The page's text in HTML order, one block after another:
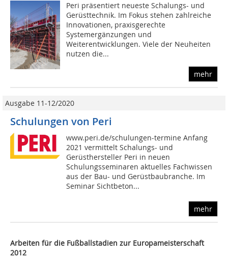
Peri präsentiert neueste Schalungs- und
Gerüsttechnik. Im Fokus stehen zahlreiche
Innovationen, praxisgerechte
Systemergänzungen und
Weiterentwicklungen. Viele der Neuheiten
nutzen die...
mehr
Ausgabe 11-12/2020
Schulungen von Peri
www.peri.de/schulungen-termine Anfang
2021 vermittelt Schalungs- und
Gerüsthersteller Peri in neuen
Schulungsseminaren aktuelles Fachwissen
aus der Bau- und Gerüstbaubranche. Im
Seminar Sichtbeton...
mehr
Arbeiten für die Fußballstadien zur Europameisterschaft
2012